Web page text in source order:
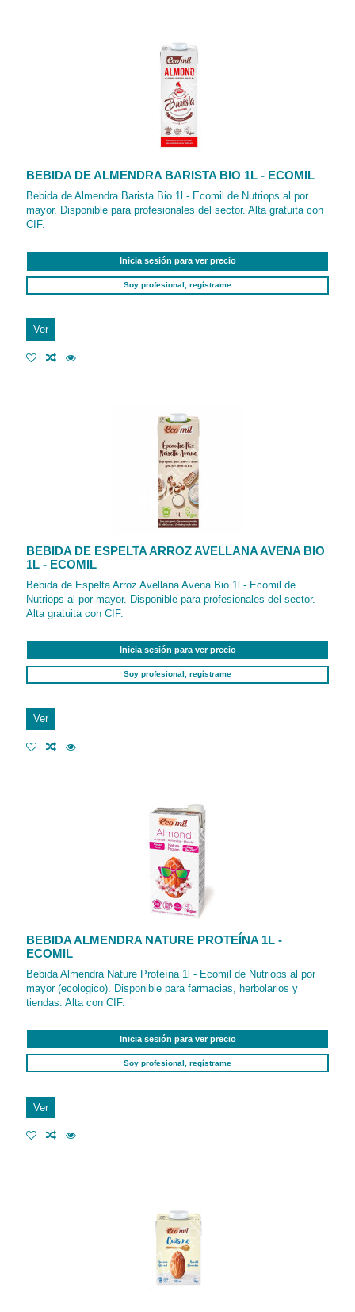
BEBIDA DE ALMENDRA BARISTA BIO 1L - ECOMIL
Bebida de Almendra Barista Bio 1l - Ecomil de Nutriops al por
mayor. Disponible para profesionales del sector. Alta gratuita con
CIF.
Inicia sesión para ver precio
Soy profesional, regístrame
Ver
BEBIDA DE ESPELTA ARROZ AVELLANA AVENA BIO
1L - ECOMIL
Bebida de Espelta Arroz Avellana Avena Bio 1l - Ecomil de
Nutriops al por mayor. Disponible para profesionales del sector.
Alta gratuita con CIF.
Inicia sesión para ver precio
Soy profesional, regístrame
Ver
BEBIDA ALMENDRA NATURE PROTEÍNA 1L -
ECOMIL
Bebida Almendra Nature Proteína 1l - Ecomil de Nutriops al por
mayor (ecologico). Disponible para farmacias, herbolarios y
tiendas. Alta con CIF.
Inicia sesión para ver precio
Soy profesional, regístrame
Ver